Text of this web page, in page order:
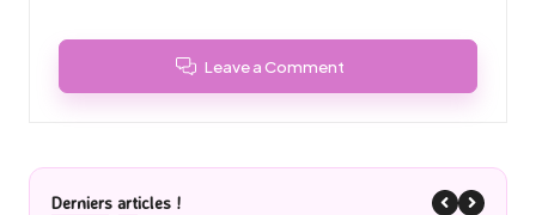
Leave a Comment
Derniers articles !